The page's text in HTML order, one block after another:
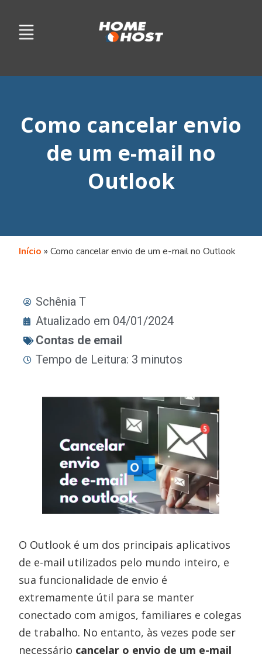
Como cancelar envio
de um e-mail no
Outlook
Início »Como cancelar envio de um e-mail no Outlook
Schênia T
Atualizado em 04/01/2024
Contas de email
Tempo de Leitura: 3 minutos
O Outlook é um dos principais aplicativos
de e-mail utilizados pelo mundo inteiro, e
sua funcionalidade de envio é
extremamente útil para se manter
conectado com amigos, familiares e colegas
de trabalho. No entanto, às vezes pode ser
necessário cancelar o envio de um e-mail